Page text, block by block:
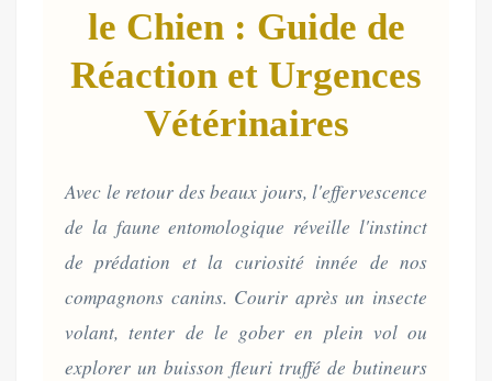
le Chien : Guide de
Réaction et Urgences
Vétérinaires
Avec le retour des beaux jours, l'effervescence
de la faune entomologique réveille l'instinct
de prédation et la curiosité innée de nos
compagnons canins. Courir après un insecte
volant, tenter de le gober en plein vol ou
explorer un buisson fleuri truffé de butineurs